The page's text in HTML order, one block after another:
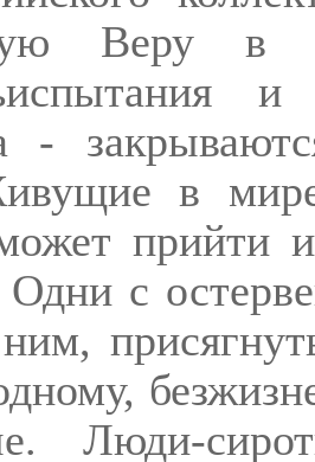
Веру
испытания и
-
в
прийти
с
Люди-